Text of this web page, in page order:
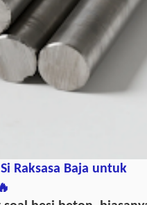
Raksasa Baja untuk